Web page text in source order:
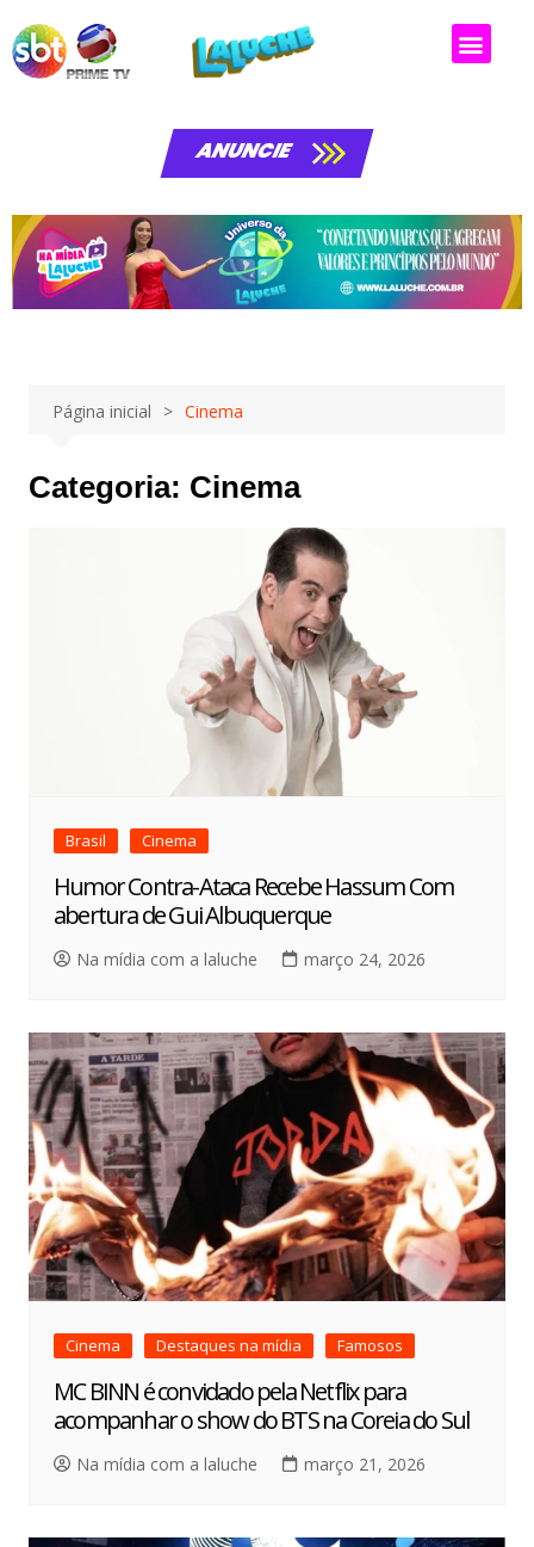
ANUNCIE
Página inicial Cinema
Categoria: Cinema
Brasil Cinema
Humor Contra-Ataca Recebe Hassum Com
abertura de Gui Albuquerque
Na mídia com a laluche março 24, 2026
Cinema Destaques na mídia Famosos
MC BINN é convidado pela Netflix para
acompanhar o show do BTS na Coreia do Sul
Na mídia com a laluche março 21, 2026